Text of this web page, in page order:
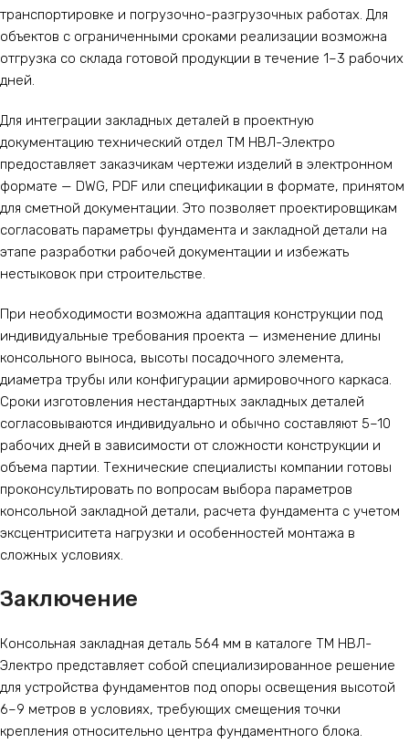
транспортировке и погрузочно-разгрузочных работах. Для
объектов с ограниченными сроками реализации возможна
отгрузка со склада готовой продукции в течение 1–3 рабочих
дней.
Для интеграции закладных деталей в проектную
документацию технический отдел ТМ НВЛ-Электро
предоставляет заказчикам чертежи изделий в электронном
формате — DWG, PDF или спецификации в формате, принятом
для сметной документации. Это позволяет проектировщикам
согласовать параметры фундамента и закладной детали на
этапе разработки рабочей документации и избежать
нестыковок при строительстве.
При необходимости возможна адаптация конструкции под
индивидуальные требования проекта — изменение длины
консольного выноса, высоты посадочного элемента,
диаметра трубы или конфигурации армировочного каркаса.
Сроки изготовления нестандартных закладных деталей
согласовываются индивидуально и обычно составляют 5–10
рабочих дней в зависимости от сложности конструкции и
объема партии. Технические специалисты компании готовы
проконсультировать по вопросам выбора параметров
консольной закладной детали, расчета фундамента с учетом
эксцентриситета нагрузки и особенностей монтажа в
сложных условиях.
Заключение
Консольная закладная деталь 564 мм в каталоге ТМ НВЛ-
Электро представляет собой специализированное решение
для устройства фундаментов под опоры освещения высотой
6–9 метров в условиях, требующих смещения точки
крепления относительно центра фундаментного блока.